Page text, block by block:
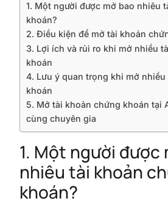
1. Một người được mở bao nhiêu
khoán?
2. Điều kiện để mở tài khoản
3. Lợi ích và rủi ro khi mở nhiều
khoán
4. Lưu ý quan trọng khi mở
khoán
5. Mở tài khoản chứng khoán tại
cùng chuyên gia
1. Một người được
nhiêu tài khoản
khoán?